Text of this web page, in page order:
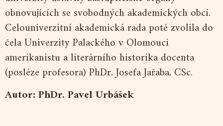
obnovujících se svobodných akademických obcí.
Celouniverzitní akademická rada poté zvolila do
čela Univerzity Palackého v Olomouci
amerikanistu a literárního historika docenta
(posléze profesora) PhDr. Josefa Jařaba, CSc.
Autor: PhDr. Pavel Urbášek